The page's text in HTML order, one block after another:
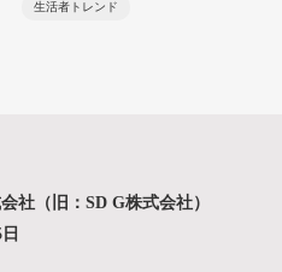
生活者トレンド
社（旧：SD G株式会社）